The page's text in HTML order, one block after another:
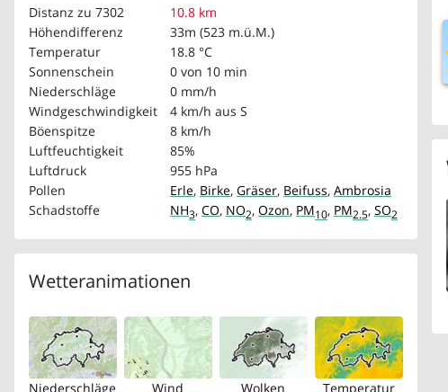
Distanz zu 7302
10.8 km
Höhendifferenz
33m (523 m.ü.M.)
Temperatur
18.8 °C
Sonnenschein
0 von 10 min
Niederschläge
0 mm/h
Windgeschwindigkeit
4 km/h aus S
Böenspitze
8 km/h
Luftfeuchtigkeit
85%
Luftdruck
955 hPa
Pollen
Erle, Birke, Gräser, Beifuss, Ambrosia
Schadstoffe
NH3, CO, NO2, Ozon, PM10, PM2.5, SO2
Wetteranimationen
Niederschläge Wind Wolken Temperatur